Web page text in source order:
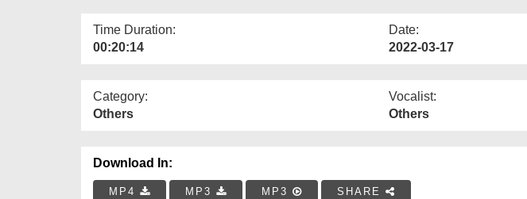
Time Duration:
00:20:14
Date:
2022-03-17
Category:
Others
Vocalist:
Others
Download In:
MP4 MP3 MP3 SHARE